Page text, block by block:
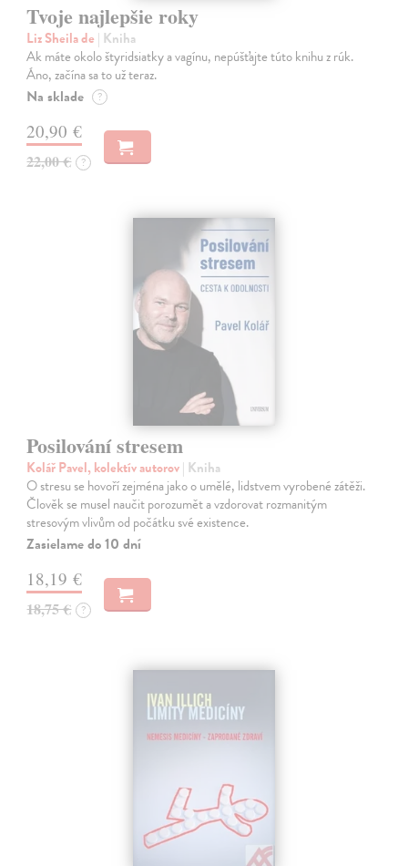
Tvoje najlepšie roky
Liz Sheila de | Kniha
Ak máte okolo štyridsiatky a vagínu, nepúšťajte túto knihu z rúk.
Áno, začína sa to už teraz.
Na sklade ?
20,90 €
22,00 € ?
Posilování stresem
Kolář Pavel, kolektív autorov| Kniha
O stresu se hovoří zejména jako o umělé, lidstvem vyrobené zátěži.
Člověk se musel naučit porozumět a vzdorovat rozmanitým
stresovým vlivům od počátku své existence.
Zasielame do 10 dní
18,19 €
18,75 € ?